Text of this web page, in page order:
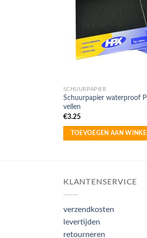
SCHUURPAPIER
Schuurpapier waterproof
vellen
€3.25
TOEVOEGEN AAN
KLANTENSERVICE
verzendkosten
levertijden
retourneren